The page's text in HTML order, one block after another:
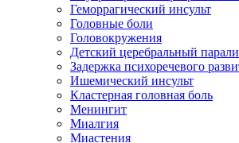
Геморрагический инсульт
Головные боли
Головокружения
Детский церебральный
Задержка психоречевого
Ишемический инсульт
Кластерная головная боль
Менингит
Миалгия
Миастения